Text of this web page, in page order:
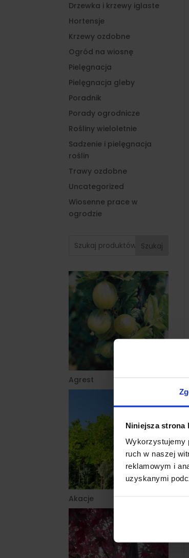
Niniejsza strona
Wykorzystujemy
ruch w naszej
reklamowym i
uzyskanymi
Drzewka i krzewy iglaste
Hortensje
Krzewy ozdobne
Ogród na wiosnę
Pielęgnacja
Pielęgnacja gleby
Poradnik
Porady ogrodnicze
Rośliny wieloletnie
Sadzenie i pielęgnacja
roślin
Trawy ozdobne
Uncategorized
Wiosenne prace w
ogrodzie
Szukaj
Agrest
Akacje